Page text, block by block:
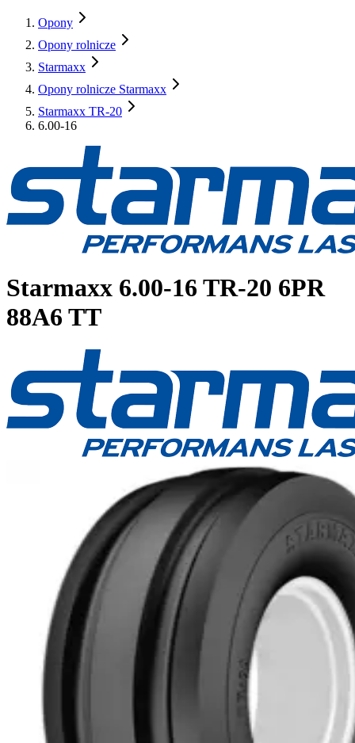
Opony
Opony rolnicze
Starmaxx
Opony rolnicze Starmaxx
Starmaxx TR-20
6.00-16
Starmaxx 6.00-16 TR-20 6PR
88A6 TT